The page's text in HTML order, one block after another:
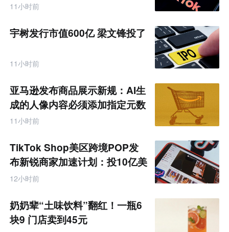
11小时前
宇树发行市值600亿 梁文锋投了
11小时前
亚马逊发布商品展示新规：AI生
成的人像内容必须添加指定元数
据
11小时前
TikTok Shop美区跨境POP发
布新锐商家加速计划：投10亿美
金资源帮扶四类商家
12小时前
奶奶辈“土味饮料”翻红！一瓶6
块9 门店卖到45元